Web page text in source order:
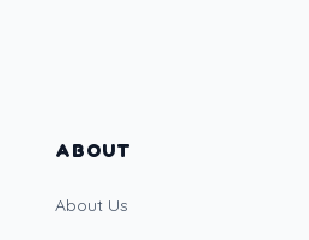
ABOUT
About Us